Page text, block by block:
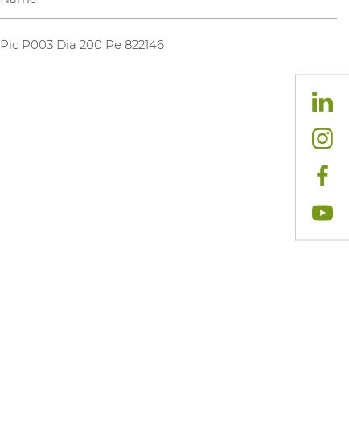
Pic P003 Dia 200 Pe 822146